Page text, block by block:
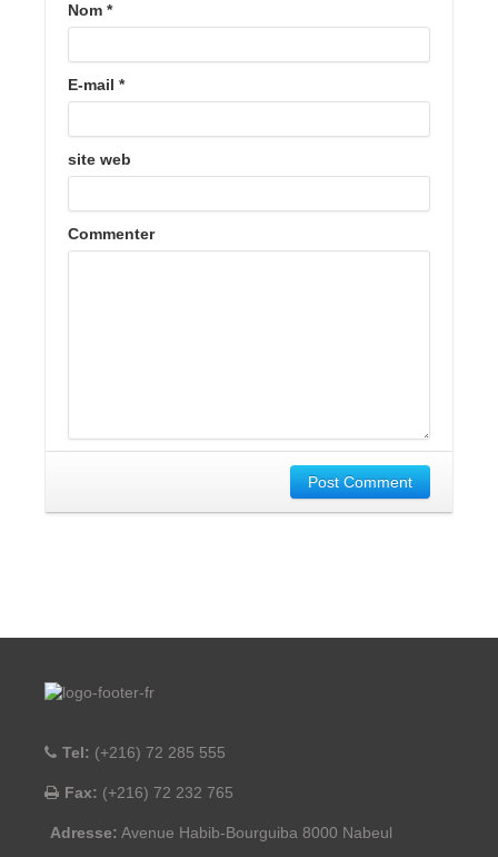
Nom *
E-mail *
site web
Commenter
Post Comment
Tel: (+216) 72 285 555
Fax: (+216) 72 232 765
Adresse: Avenue Habib-Bourguiba 8000 Nabeul